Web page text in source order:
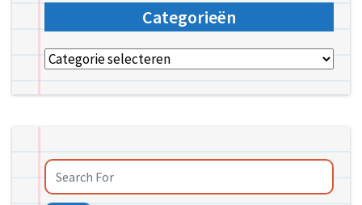
Categorieën
Categorieën